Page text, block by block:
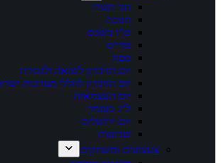
חגי תשרי
חנוכה
ט"ו בשבט
פורים
פסח
יום הזיכרון לשואה ולגבורה
יום הזיכרון לחללי מערכות
יום העצמאות
ל"ג בעומר
יום ירושלים
שבועות
צעצועים ומשחקים